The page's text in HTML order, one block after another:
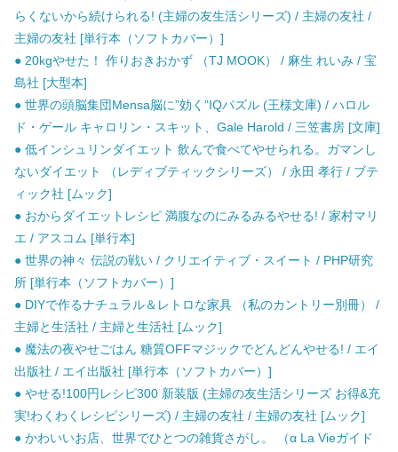
らくないから続けられる! (主婦の友生活シリーズ) / 主婦の友社 /
主婦の友社 [単行本（ソフトカバー）]
● 20kgやせた！ 作りおきおかず （TJ MOOK） / 麻生 れいみ / 宝
島社 [大型本]
● 世界の頭脳集団Mensa脳に”効く”IQパズル (王様文庫) / ハロル
ド・ゲール キャロリン・スキット、Gale Harold / 三笠書房 [文庫]
● 低インシュリンダイエット 飲んで食べてやせられる。ガマンし
ないダイエット （レディブティックシリーズ） / 永田 孝行 / ブテ
ィック社 [ムック]
● おからダイエットレシピ 満腹なのにみるみるやせる! / 家村マリ
エ / アスコム [単行本]
● 世界の神々 伝説の戦い / クリエイティブ・スイート / PHP研究
所 [単行本（ソフトカバー）]
● DIYで作るナチュラル＆レトロな家具 （私のカントリー別冊） /
主婦と生活社 / 主婦と生活社 [ムック]
● 魔法の夜やせごはん 糖質OFFマジックでどんどんやせる! / エイ
出版社 / エイ出版社 [単行本（ソフトカバー）]
● やせる!100円レシピ300 新装版 (主婦の友生活シリーズ お得&充
実!わくわくレシピシリーズ) / 主婦の友社 / 主婦の友社 [ムック]
● かわいいお店、世界でひとつの雑貨さがし。 （α La Vieガイド